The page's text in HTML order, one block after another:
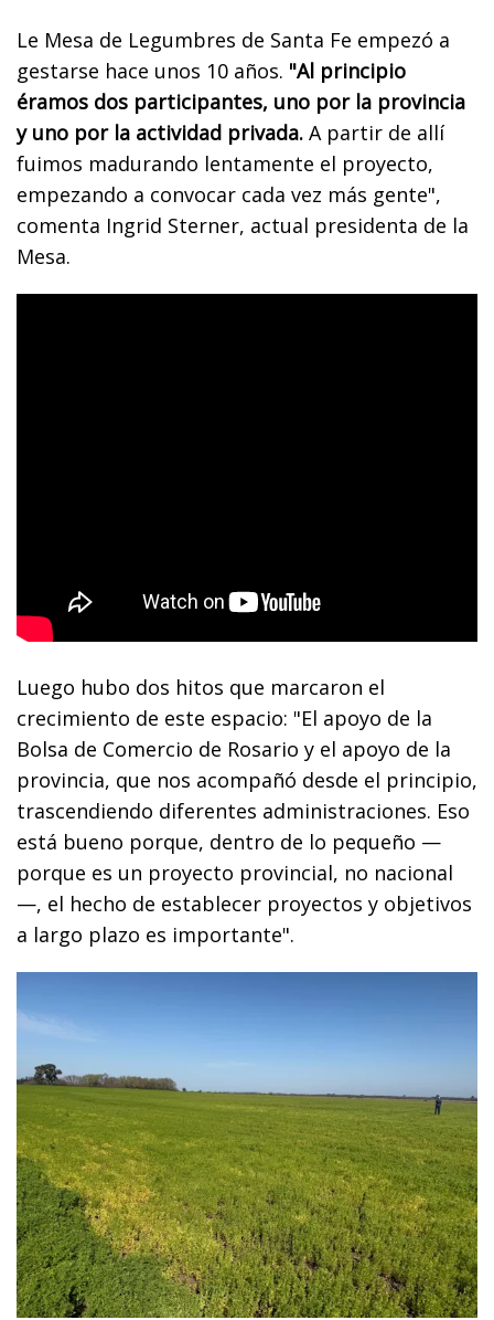
Le Mesa de Legumbres de Santa Fe empezó a
gestarse hace unos 10 años. "Al principio
éramos dos participantes, uno por la provincia
y uno por la actividad privada. A partir de allí
fuimos madurando lentamente el proyecto,
empezando a convocar cada vez más gente",
comenta Ingrid Sterner, actual presidenta de la
Mesa.
Luego hubo dos hitos que marcaron el
crecimiento de este espacio: "El apoyo de la
Bolsa de Comercio de Rosario y el apoyo de la
provincia, que nos acompañó desde el principio,
trascendiendo diferentes administraciones. Eso
está bueno porque, dentro de lo pequeño —
porque es un proyecto provincial, no nacional
—, el hecho de establecer proyectos y objetivos
a largo plazo es importante".